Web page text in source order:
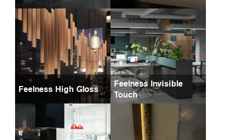
Feelness High Gloss
Feelness Invisible
Touch